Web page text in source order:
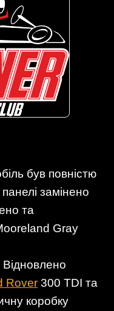
був повністю
панелі замінено
та
Gray
Відновлено
Rover 300 TDI та
коробку